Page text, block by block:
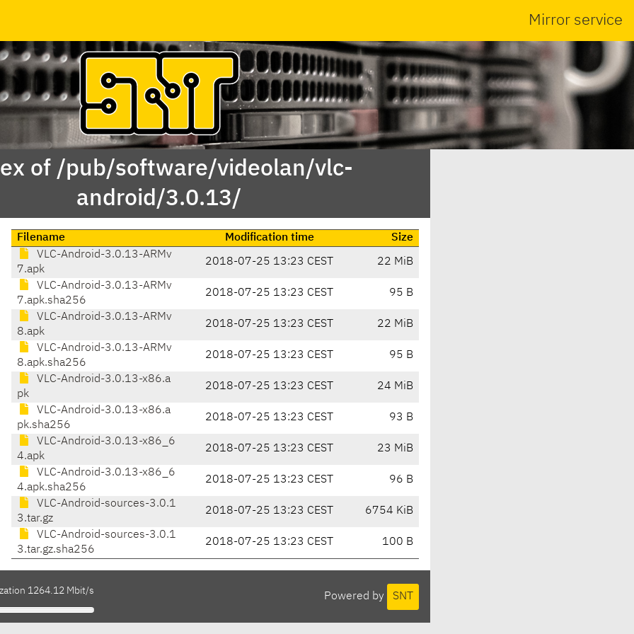
Mirror service
of /pub/software/videolan/vlc-
android/3.0.13/
Filename Modification time
Size
VLC-Android-3.0.13-ARMv
7.apk
2018-07-25 13:23 CEST 22 MiB
VLC-Android-3.0.13-ARMv
7.apk.sha256
2018-07-25 13:23 CEST 95 B
VLC-Android-3.0.13-ARMv
8.apk
2018-07-25 13:23 CEST 22 MiB
VLC-Android-3.0.13-ARMv
8.apk.sha256
2018-07-25 13:23 CEST 95 B
VLC-Android-3.0.13-x86.a
pk
2018-07-25 13:23 CEST 24 MiB
VLC-Android-3.0.13-x86.a
pk.sha256
2018-07-25 13:23 CEST 93 B
VLC-Android-3.0.13-x86_6
4.apk
2018-07-25 13:23 CEST 23 MiB
VLC-Android-3.0.13-x86_6
4.apk.sha256
2018-07-25 13:23 CEST 96 B
VLC-Android-sources-3.0.1
3.tar.gz
2018-07-25 13:23 CEST 6754 KiB
VLC-Android-sources-3.0.1
3.tar.gz.sha256
2018-07-25 13:23 CEST 100 B
Powered by SNT
1264.12 Mbit/s